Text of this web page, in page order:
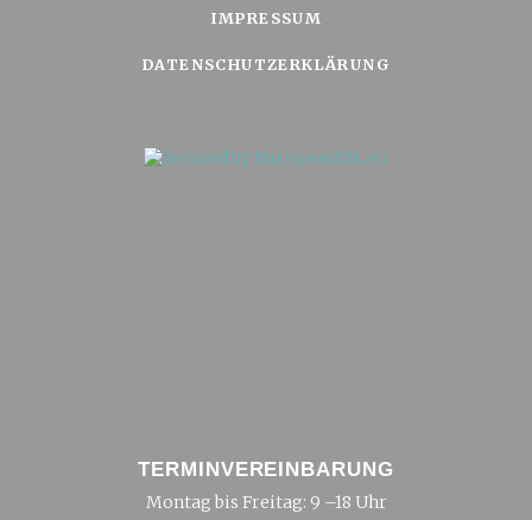
IMPRESSUM
DATENSCHUTZERKLÄRUNG
TERMINVEREINBARUNG
Montag bis Freitag: 9 –18 Uhr